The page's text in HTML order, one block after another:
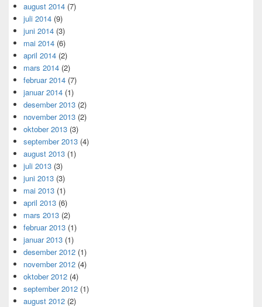
august 2014 (7)
juli 2014 (9)
juni 2014 (3)
mai 2014 (6)
april 2014 (2)
mars 2014 (2)
februar 2014 (7)
januar 2014 (1)
desember 2013 (2)
november 2013 (2)
oktober 2013 (3)
september 2013 (4)
august 2013 (1)
juli 2013 (3)
juni 2013 (3)
mai 2013 (1)
april 2013 (6)
mars 2013 (2)
februar 2013 (1)
januar 2013 (1)
desember 2012 (1)
november 2012 (4)
oktober 2012 (4)
september 2012 (1)
august 2012 (2)